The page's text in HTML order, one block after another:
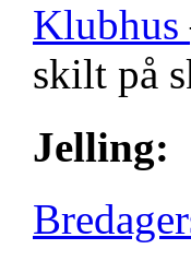
Klubhus
skilt på
Jelling: